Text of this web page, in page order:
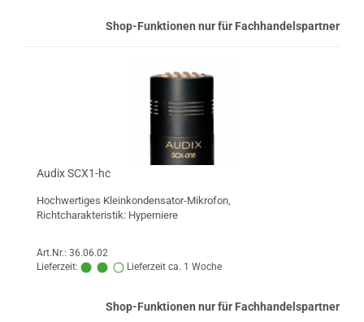
Shop-Funktionen nur für Fachhandelspartner
Audix SCX1-hc
Hochwertiges Kleinkondensator-Mikrofon,
Richtcharakteristik: Hyperniere
Art.Nr.: 36.06.02
Lieferzeit:
Lieferzeit ca. 1 Woche
Shop-Funktionen nur für Fachhandelspartner